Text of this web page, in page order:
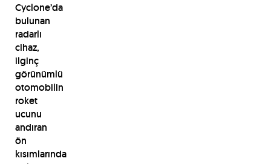
Cyclone’da
bulunan
radarlı
cihaz,
ilginç
görünümlü
otomobilin
roket
ucunu
andıran
ön
kısımlarında